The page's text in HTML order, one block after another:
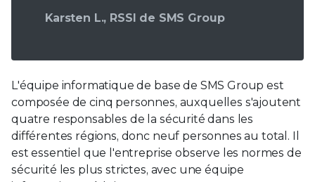
Karsten L., RSSI de SMS Group
L'équipe informatique de base de SMS Group est
composée de cinq personnes, auxquelles s'ajoutent
quatre responsables de la sécurité dans les
différentes régions, donc neuf personnes au total. Il
est essentiel que l'entreprise observe les normes de
sécurité les plus strictes, avec une équipe